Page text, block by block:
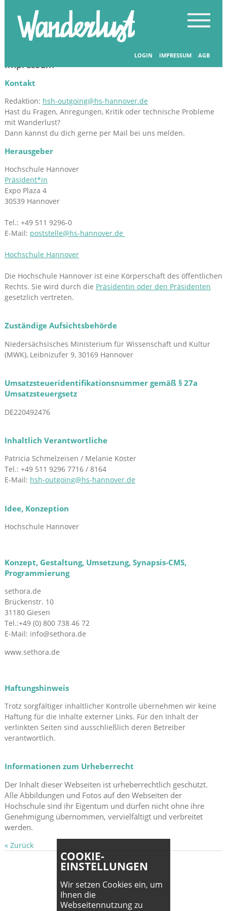
LOGIN IMPRESSUM AGB
Impressum
Kontakt
Redaktion: hsh-outgoing@hs-hannover.de
Hast du Fragen, Anregungen, Kritik oder technische Probleme
mit Wanderlust?
Dann kannst du dich gerne per Mail bei uns melden.
Herausgeber
Hochschule Hannover
Präsident*in
Expo Plaza 4
30539 Hannover
Tel.: +49 511 9296-0
E-Mail: poststelle@hs-hannover.de
Hochschule Hannover
Die Hochschule Hannover ist eine Körperschaft des öffentlichen
Rechts. Sie wird durch die Präsidentin oder den Präsidenten
gesetzlich vertreten.
Zuständige Aufsichtsbehörde
Niedersächsisches Ministerium für Wissenschaft und Kultur
(MWK), Leibnizufer 9, 30169 Hannover
Umsatzsteueridentifikationsnummer gemäß § 27a
Umsatzsteuergsetz
DE220492476
Inhaltlich Verantwortliche
Patricia Schmelzeisen / Melanie Köster
Tel.: +49 511 9296 7716 / 8164
E-Mail: hsh-outgoing@hs-hannover.de
Idee, Konzeption
Hochschule Hannover
Konzept, Gestaltung, Umsetzung, Synapsis-CMS,
Programmierung
sethora.de
Brückenstr. 10
31180 Giesen
Tel.:+49 (0) 800 738 46 72
E-Mail: info@sethora.de
www.sethora.de
Haftungshinweis
Trotz sorgfältiger inhaltlicher Kontrolle übernehmen wir keine
Haftung für die Inhalte externer Links. Für den Inhalt der
verlinkten Seiten sind ausschließlich deren Betreiber
verantwortlich.
Informationen zum Urheberrecht
Der Inhalt dieser Webseiten ist urheberrechtlich geschützt.
Alle Abbildungen und Fotos auf den Webseiten der
Hochschule sind ihr Eigentum und dürfen nicht ohne ihre
Genehmigung übernommen, vervielfältigt und verbreitet
werden.
« Zurück
COOKIE-
EINSTELLUNGEN
Wir setzen Cookies ein, um
Ihnen die
Webseitennutzung zu